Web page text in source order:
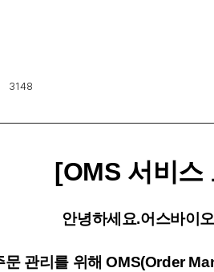
3148
[OMS 서비스
안녕하세요.어스바이
문 관리를 위해OMS(Order